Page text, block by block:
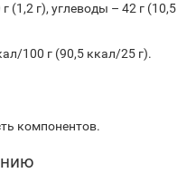
(1,2 г), углеводы – 42 г (10,5
100 г (90,5 ккал/25 г).
компонентов.